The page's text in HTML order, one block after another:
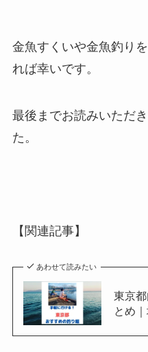
金魚すくいや金魚釣り
れば幸いです。
最後までお読みいただ
た。
【関連記事】
あわせて読みたい
東京
とめ